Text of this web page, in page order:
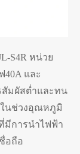
S4R หน่วย
40A และ
สัมผัสต่ำและทน
ในช่วงอุณหภูมิ
มีการนำไฟฟ้า
อถือ